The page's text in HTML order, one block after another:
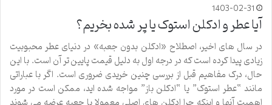
1403-02-31
آیا عطر و ادکلن استوک یا پر شده بخریم؟
در سال ‌های اخیر، اصطلاح «ادکلن بدون جعبه» در دنیای عطر محبوبیت
زیادی پیدا کرده است که در درجه اول به دلیل قیمت پایین‌ تر آن است. با این
حال، درک مفاهیم قبل از بررسی چنین خریدی ضروری است. اگر با عباراتی
مانند “عطر استوک” یا “ادکلن باز” مواجه شده اید، ممکن است در مورد